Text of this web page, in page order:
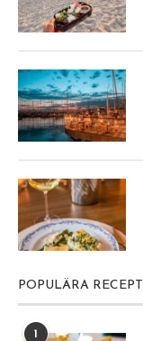
POPULÄRA RECEPT
1